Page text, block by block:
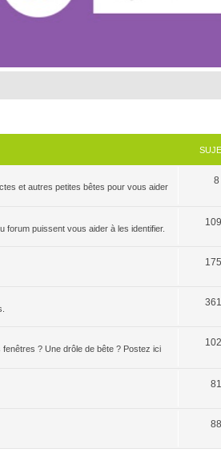
et autres petites bêtes pour vous aider
8
forum puissent vous aider à les identifier.
? Une drôle de bête ? Postez ici
81
88